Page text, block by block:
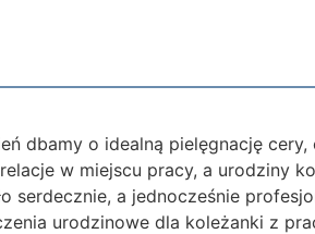
dbamy o idealną pielęgnację cery,
w miejscu pracy, a urodziny
serdecznie, a jednocześnie
urodzinowe dla koleżanki z